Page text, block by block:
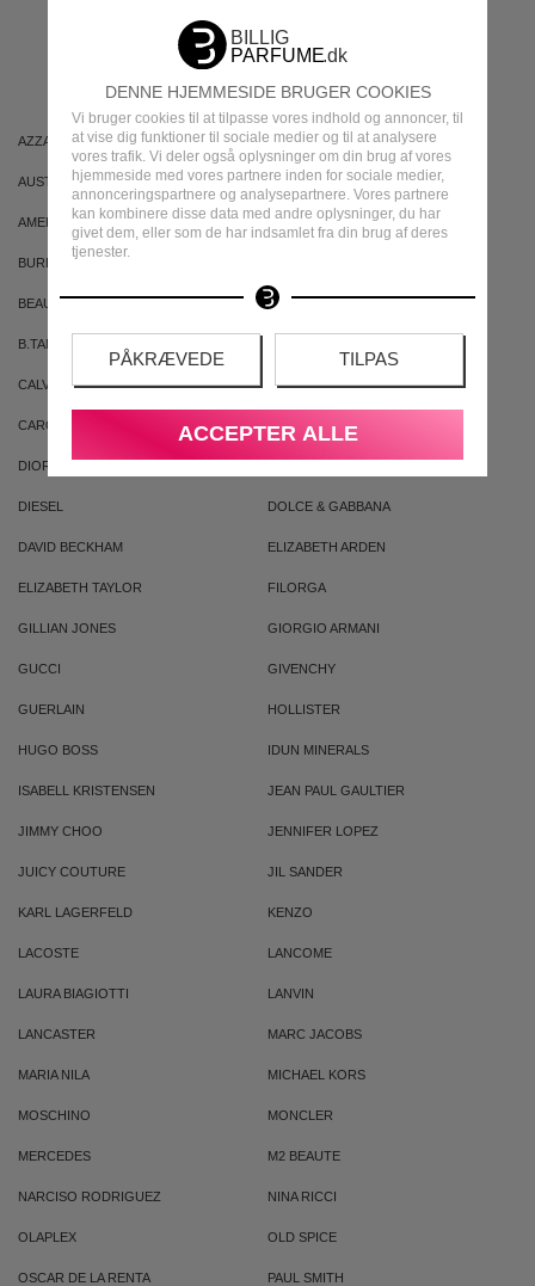
DENNE HJEMMESIDE BRUGER COOKIES
Vi bruger cookies til at tilpasse vores indhold og annoncer, til
at vise dig funktioner til sociale medier og til at analysere
vores trafik. Vi deler også oplysninger om din brug af vores
hjemmeside med vores partnere inden for sociale medier,
annonceringspartnere og analysepartnere. Vores partnere
kan kombinere disse data med andre oplysninger, du har
givet dem, eller som de har indsamlet fra din brug af deres
tjenester.
PÅKRÆVEDE TILPAS
ACCEPTER ALLE
MÆRKER
AZZARO ARIANA GRANDE
AUSTRALIAN GOLD AUSTRALIAN BODYCARE
AMERICAN CREW ARMAF
BURBERRY
BEAUTE PACIFIQUE BADEANSTALTEN
B.TAN
CALVIN KLEIN CACHAREL
CAROLINA HERRERA CLEAN
DIOR
DIESEL DOLCE & GABBANA
DAVID BECKHAM ELIZABETH ARDEN
ELIZABETH TAYLOR FILORGA
GILLIAN JONES GIORGIO ARMANI
GUCCI GIVENCHY
GUERLAIN HOLLISTER
HUGO BOSS IDUN MINERALS
ISABELL KRISTENSEN JEAN PAUL GAULTIER
JIMMY CHOO JENNIFER LOPEZ
JUICY COUTURE JIL SANDER
KARL LAGERFELD KENZO
LACOSTE LANCOME
LAURA BIAGIOTTI LANVIN
LANCASTER MARC JACOBS
MARIA NILA MICHAEL KORS
MOSCHINO MONCLER
MERCEDES M2 BEAUTE
NARCISO RODRIGUEZ NINA RICCI
OLAPLEX OLD SPICE
OSCAR DE LA RENTA PAUL SMITH